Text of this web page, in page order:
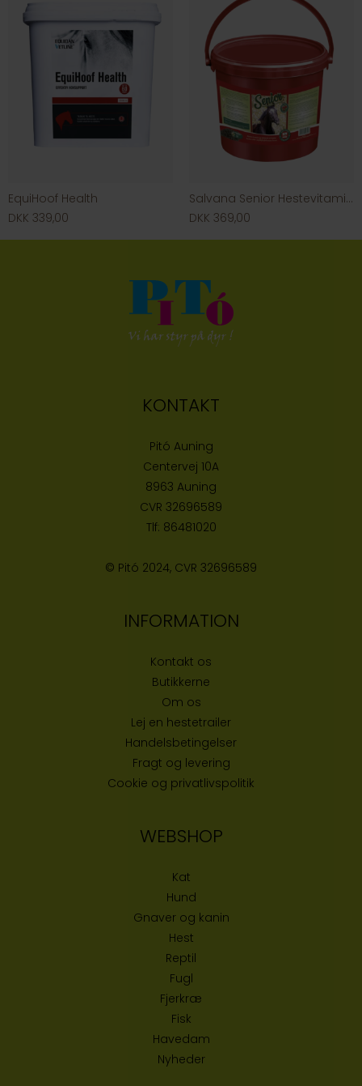
EquiHoof Health
DKK 339,00
Salvana Senior Hestevitamin og mineral
DKK 369,00
KONTAKT
Pitó Auning
Centervej 10A
8963 Auning
CVR 32696589
Tlf: 86481020
© Pitó 2024, CVR 32696589
INFORMATION
Kontakt os
Butikkerne
Om os
Lej en hestetrailer
Handelsbetingelser
Fragt og levering
Cookie og privatlivspolitik
WEBSHOP
Kat
Hund
Gnaver og kanin
Hest
Reptil
Fugl
Fjerkræ
Fisk
Havedam
Nyheder